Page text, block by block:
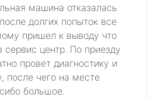
машина отказалась
долгих попыток все
пришел к выводу что
сервис центр. По приезду
провет диагностику и
после чего на месте
большое.